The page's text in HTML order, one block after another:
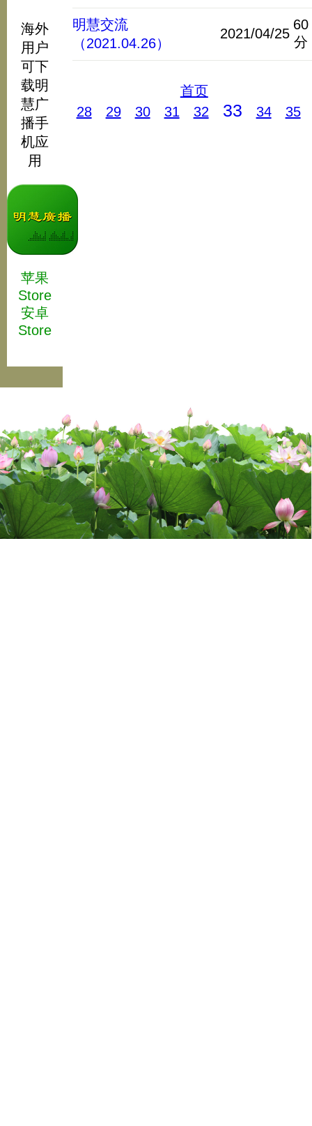
海外
用户
可下
载明
慧广
播手
机应
用
苹果
Store
安卓
Store
明慧交流
（2021.04.26）
2021/04/25
60
分
首页
28
29 30 31 32 33 34 35